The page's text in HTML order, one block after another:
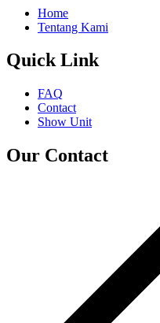
Home
Tentang Kami
Quick Link
FAQ
Contact
Show Unit
Our Contact